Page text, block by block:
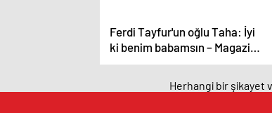
Ferdi Tayfur'un oğlu Taha: İyi
ki benim babamsın – Magazin
haberleri
Herhangi bir şikayet